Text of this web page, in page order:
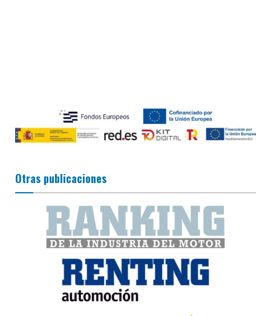
Otras publicaciones